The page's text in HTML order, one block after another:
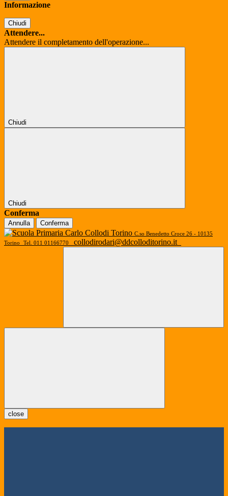
Informazione
Chiudi
Attendere...
Attendere il completamento dell'operazione...
Chiudi
Chiudi
Conferma
Annulla Conferma
C.so Benedetto Croce 26 - 10135
Torino
Tel. 011 01166770 collodirodari@ddcolloditorino.it
close